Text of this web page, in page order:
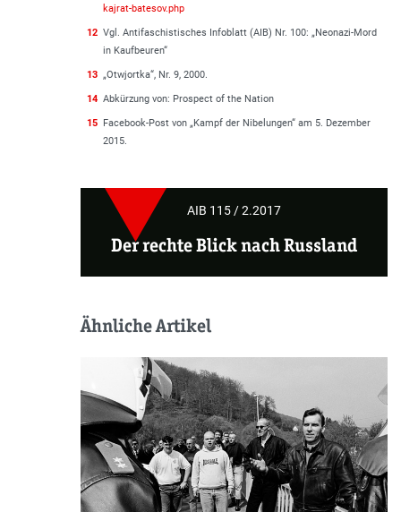
kajrat-batesov.php
12 Vgl. Antifaschistisches Infoblatt (AIB) Nr. 100: „Neonazi-Mord
in Kaufbeuren“
13 „Otwjortka“, Nr. 9, 2000.
14 Abkürzung von: Prospect of the Nation
15 Facebook-Post von „Kampf der Nibelungen“ am 5. Dezember
2015.
AIB 115 / 2.2017
Der rechte Blick nach Russland
Ähnliche Artikel